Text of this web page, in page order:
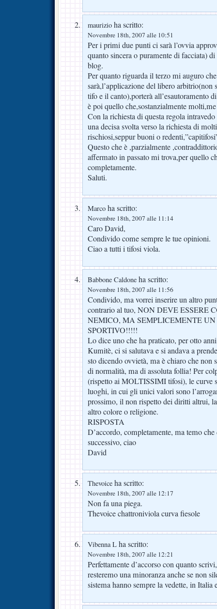
maurizio ha scritto:
Novembre 18th, 2007 alle 10:51
Per i primi due punti ci sarà l’ovvia
quanto sincera o puramente di facciata)
blog.
Per quanto riguarda il terzo mi auguro
sarà,l’applicazione del libero arbitrio(non
tifo e il canto),porterà all’esautoramento
è poi quello che,sostanzialmente
Con la richiesta di questa regola
una decisa svolta verso la richiesta di
rischiosi,seppur buoni o
Questo che è ,parzialmente
affermato in passato mi trova,per quello
completamente.
Saluti.
Marco ha scritto:
Novembre 18th, 2007 alle 11:14
Caro David,
Condivido come sempre le tue opinioni.
Ciao a tutti i tifosi viola.
Babbone Caldone ha scritto:
Novembre 18th, 2007 alle 11:56
Condivido, ma vorrei inserire un altro
contrario al tuo, NON DEVE ESSERE
NEMICO, MA SEMPLICEMENTE
SPORTIVO!!!!!
Lo dice uno che ha praticato, per otto
Kumitè, ci si salutava e si andava a
sto dicendo ovvietà, ma è chiaro che non
di normalità, ma di assoluta follia! Per
(rispetto ai MOLTISSIMI tifosi), le curve
luoghi, in cui gli unici valori sono
prossimo, il non rispetto dei diritti altrui,
altro colore o religione.
RISPOSTA
D’accordo, completamente, ma temo che
successivo, ciao
David
Thevoice ha scritto:
Novembre 18th, 2007 alle 12:17
Non fa una piega.
Thevoice chattroniviola curva fiesole
Vibenna L ha scritto:
Novembre 18th, 2007 alle 12:21
Perfettamente d’accorso con quanto
resteremo una minoranza anche se non
sistema hanno sempre la vedette, in Italia